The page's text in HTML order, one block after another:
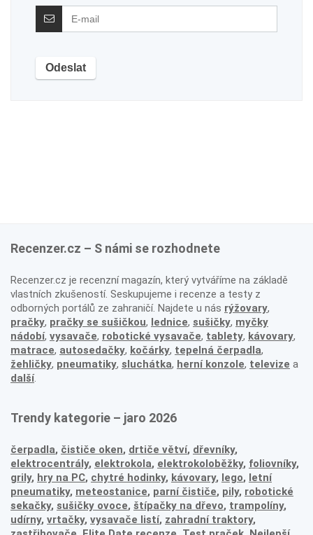
Recenzer.cz – S námi se rozhodnete
Recenzer.cz je recenzní magazín, který vytváříme na základě
vlastních zkušeností. Seskupujeme i recenze a testy z
odborných portálů ze zahraničí. Najdete u nás rýžovary,
pračky, pračky se sušičkou, lednice, sušičky, myčky
nádobí, vysavače, robotické vysavače, tablety, kávovary,
matrace, autosedačky, kočárky, tepelná čerpadla,
žehličky, pneumatiky, sluchátka, herní konzole, televize a
další.
Trendy kategorie – jaro 2026
čerpadla, čističe oken, drtiče větví, dřevníky,
elektrocentrály, elektrokola, elektrokoloběžky, foliovníky,
grily, hry na PC, chytré hodinky, kávovary, lego, letní
pneumatiky, meteostanice, parní čističe, pily, robotické
sekačky, sušičky ovoce, štípačky na dřevo, trampolíny,
udírny, vrtačky, vysavače listí, zahradní traktory,